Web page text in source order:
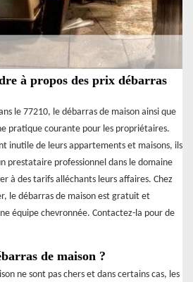
à propos des prix débarras
le 77210, le débarras de maison ainsi que
pratique courante pour les propriétaires.
inutile de leurs appartements et maisons, ils
prestataire professionnel dans le domaine
à des tarifs alléchants leurs affaires. Chez
le débarras de maison est gratuit et
équipe chevronnée. Contactez-la pour de
de maison ?
ne sont pas chers et dans certains cas, les